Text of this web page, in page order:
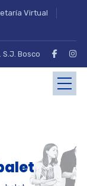
Virtual
S.J. Bosco